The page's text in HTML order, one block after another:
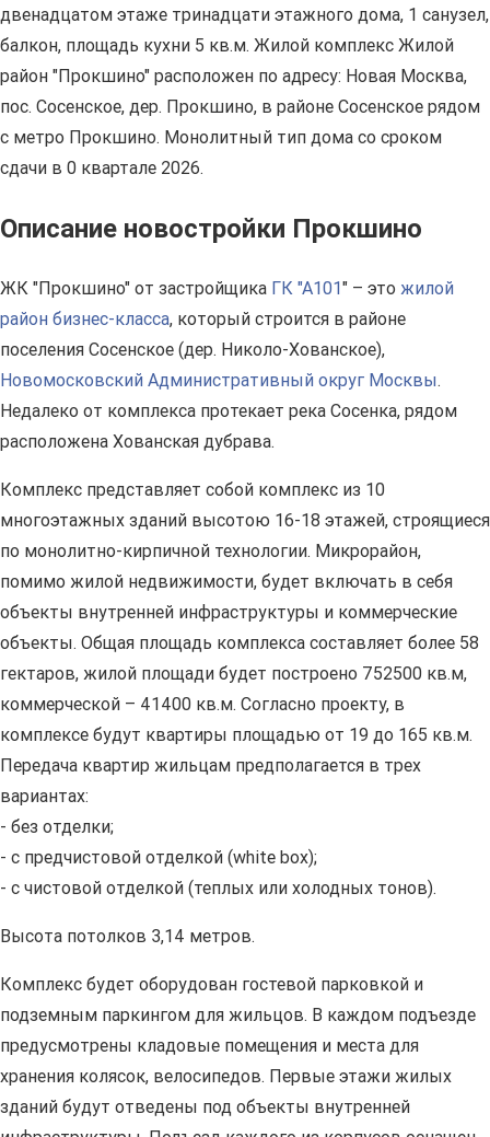
двенадцатом этаже тринадцати этажного дома, 1 санузел,
балкон, площадь кухни 5 кв.м. Жилой комплекс Жилой
район "Прокшино" расположен по адресу: Новая Москва,
пос. Сосенское, дер. Прокшино, в районе Сосенское рядом
с метро Прокшино. Монолитный тип дома со сроком
сдачи в 0 квартале 2026.
Описание новостройки Прокшино
ЖК "Прокшино" от застройщика ГК "А101" – это жилой
район бизнес-класса, который строится в районе
поселения Сосенское (дер. Николо-Хованское),
Новомосковский Административный округ Москвы.
Недалеко от комплекса протекает река Сосенка, рядом
расположена Хованская дубрава.
Комплекс представляет собой комплекс из 10
многоэтажных зданий высотою 16-18 этажей, строящиеся
по монолитно-кирпичной технологии. Микрорайон,
помимо жилой недвижимости, будет включать в себя
объекты внутренней инфраструктуры и коммерческие
объекты. Общая площадь комплекса составляет более 58
гектаров, жилой площади будет построено 752500 кв.м,
коммерческой – 41400 кв.м. Согласно проекту, в
комплексе будут квартиры площадью от 19 до 165 кв.м.
Передача квартир жильцам предполагается в трех
вариантах:
- без отделки;
- с предчистовой отделкой (white box);
- с чистовой отделкой (теплых или холодных тонов).
Высота потолков 3,14 метров.
Комплекс будет оборудован гостевой парковкой и
подземным паркингом для жильцов. В каждом подъезде
предусмотрены кладовые помещения и места для
хранения колясок, велосипедов. Первые этажи жилых
зданий будут отведены под объекты внутренней